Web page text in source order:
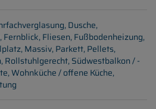
Dusche
Fernblick Fliesen Fußbodenheizung
Massiv Parkett Pellets
Rollstuhlgerecht Südwestbalkon / -
Wohnküche / offene Küche